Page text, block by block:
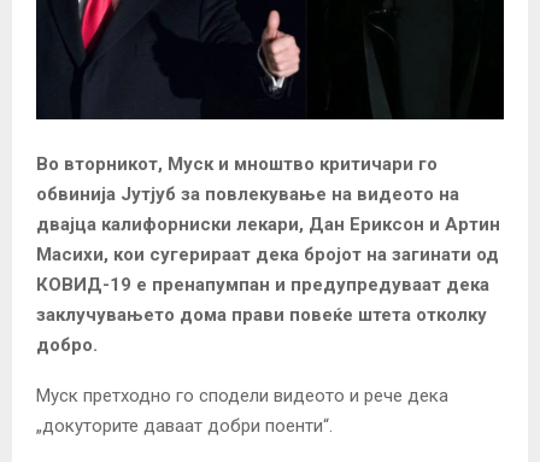
Во вторникот, Муск и мноштво критичари го
обвинија Јутјуб за повлекување на видеото на
двајца калифорниски лекари, Дан Ериксон и Артин
Масихи, кои сугерираат дека бројот на загинати од
КОВИД-19 е пренапумпан и предупредуваат дека
заклучувањето дома прави повеќе штета отколку
добро.
Муск претходно го сподели видеото и рече дека
„докуторите даваат добри поенти“.